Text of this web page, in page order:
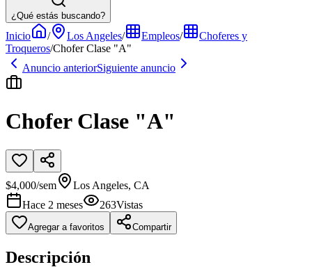
¿Qué estás buscando?
Inicio / Los Angeles/ Empleos/
Choferes y
Troqueros/Chofer Clase "A"
Anuncio anteriorSiguiente anuncio
Chofer Clase "A"
$4,000/sem
Los Angeles, CA
Hace 2 meses
263Vistas
Agregar a favoritos Compartir
Descripción